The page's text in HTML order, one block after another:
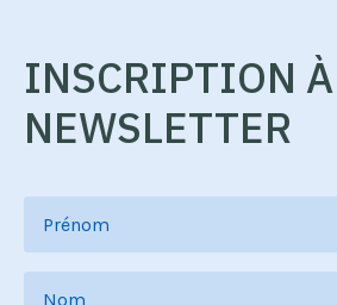
INSCRIPTION
NEWSLETTER